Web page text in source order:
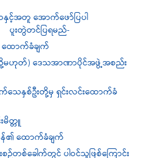
နှင့်အတူ အောက်ဖော်ပြပါ
ပူးတွဲတင်ပြရမည်-
ထောက်ခံချက်
မဟုတ်) ဒေသအာဏာပိုင်အဖွဲ့အစည်း
သေနှစ်ဦးတို့မှ ရှင်းလင်းထောက်ခံ
မိတ္တူ
၏ ထောက်ခံချက်
စဉ်တစ်ခေါက်တွင် ပါဝင်သူဖြစ်ကြောင်း